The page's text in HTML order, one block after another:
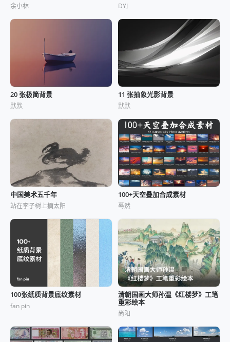
余小林 DYJ
20 张极简背景
默默
11 张抽象光影背景
默默
中国美术五千年
站在李子树上摘太阳
100+天空叠加合成素材
蓦然
100张纸质背景底纹素材
fan pin
清朝国画大师孙温《红楼梦》工笔
重彩绘本
尚阳